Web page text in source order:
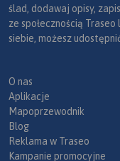
ślad, dodawaj opisy,
ze społecznością
siebie, możesz
O nas
Aplikacje
Mapoprzewodnik
Blog
Reklama w Traseo
Kampanie promocyjne